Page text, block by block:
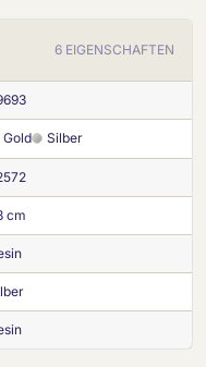
6 EIGENSCHAFTEN
Gold Silber
cm